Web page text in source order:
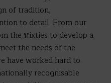
of tradition,
to detail. From our
the หixties to develop a
the needs of the
have worked hard to
recognisable